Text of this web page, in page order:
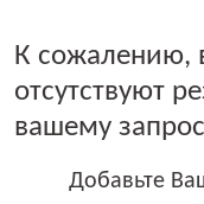
К сожалению,
отсутствуют
вашему
Добавьте